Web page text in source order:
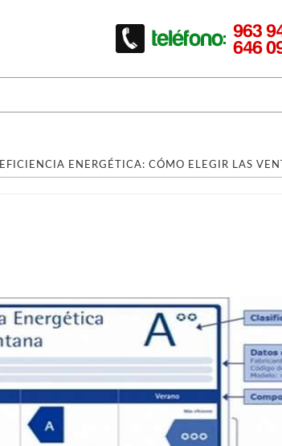
EFICIENCIA ENERGÉTICA: CÓMO ELEGIR LAS